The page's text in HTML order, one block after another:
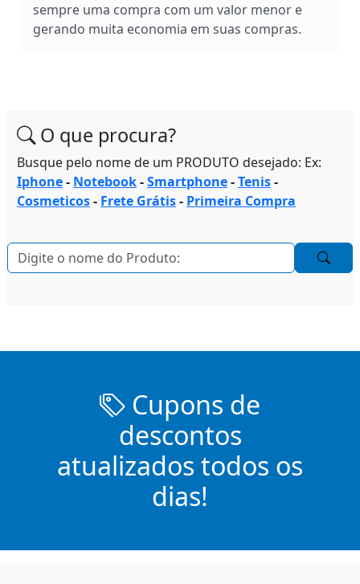
sempre uma compra com um valor menor e
gerando muita economia em suas compras.
O que procura?
Busque pelo nome de um PRODUTO desejado: Ex:
Iphone- Notebook-Smartphone-Tenis-
Cosmeticos- Frete Grátis- Primeira Compra
Cupons de
descontos
atualizados todos os
dias!